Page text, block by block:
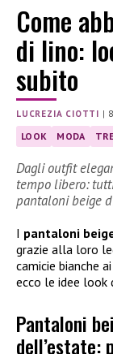
Come
di lino:
subito
LUCREZIA CIOTTI |
LOOK MODA
Dagli outfit
tempo libero:
pantaloni beige
I pantaloni
grazie alla loro
camicie bianche
ecco le idee look
Pantaloni
dell’estate: